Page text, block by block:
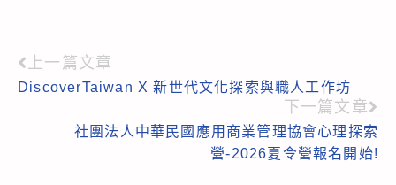
Read
more
articles
上一篇文章
DiscoverTaiwan X 新世代文化探索與職人工作坊
下一篇文章
社團法人中華民國應用商業管理協會心理探索
營-2026夏令營報名開始!